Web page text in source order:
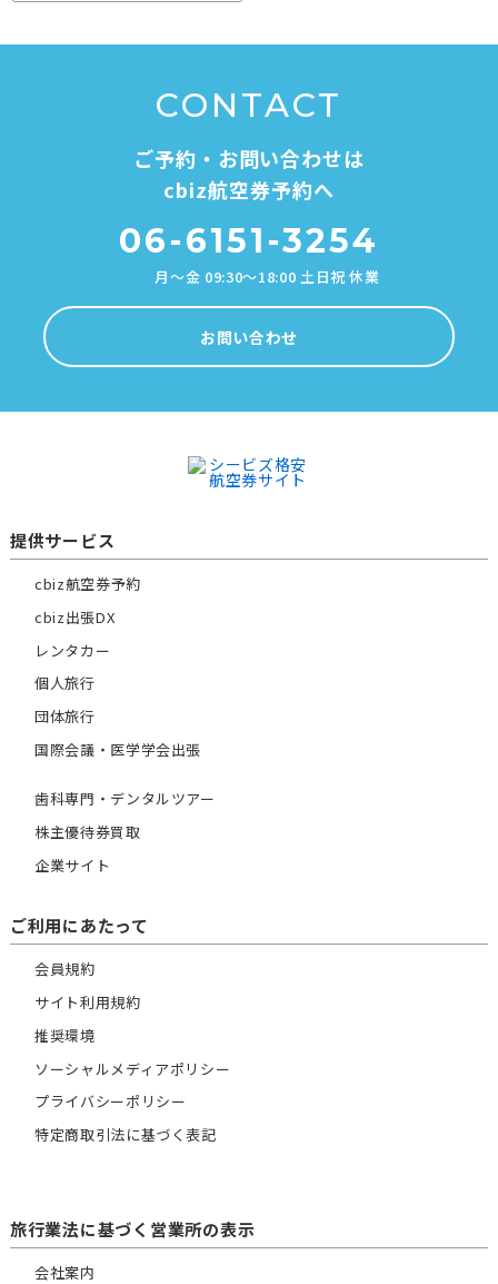
CONTACT
ご予約・お問い合わせは
cbiz航空券予約へ
06-6151-3254
月～金 09:30～18:00 土日祝 休業
お問い合わせ
提供サービス
cbiz航空券予約
cbiz出張DX
レンタカー
個人旅行
団体旅行
国際会議・医学学会出張
歯科専門・デンタルツアー
株主優待券買取
企業サイト
ご利用にあたって
会員規約
サイト利用規約
推奨環境
ソーシャルメディアポリシー
プライバシーポリシー
特定商取引法に基づく表記
旅行業法に基づく営業所の表示
会社案内